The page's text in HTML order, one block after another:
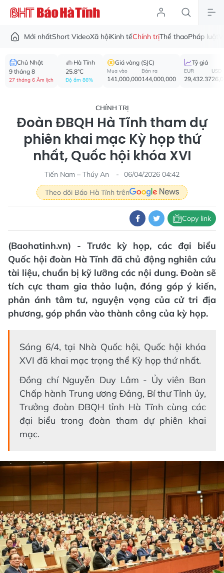
Mới nhấtShort VideoXã hộiKinh tếChính trịThể thaoPháp luật
Chủ Nhật
9 tháng 8
27 tháng 6 Âm lịch
Hà Tĩnh
25.8°C
Độ ẩm 86%
Giá vàng (SJC)
Mua vào
141,000,000
Bán ra
144,000,000
Tỷ giá
EUR
29,432.37
USD
CHÍNH TRỊ
Đoàn ĐBQH Hà Tĩnh tham dự
phiên khai mạc Kỳ họp thứ
nhất, Quốc hội khóa XVI
Tiến Nam – Thúy An
06/04/2026 04:42
Theo dõi Báo Hà Tĩnh trên
Copy link
(Baohatinh.vn) - Trước kỳ họp, các đại biểu
Quốc hội đoàn Hà Tĩnh đã chủ động nghiên cứu
tài liệu, chuẩn bị kỹ lưỡng các nội dung. Đoàn sẽ
tích cực tham gia thảo luận, đóng góp ý kiến,
phản ánh tâm tư, nguyện vọng của cử tri địa
phương, góp phần vào thành công của kỳ họp.
Sáng 6/4, tại Nhà Quốc hội, Quốc hội khóa
XVI đã khai mạc trọng thể Kỳ họp thứ nhất.
Đồng chí Nguyễn Duy Lâm - Ủy viên Ban
Chấp hành Trung ương Đảng, Bí thư Tỉnh ủy,
Trưởng đoàn ĐBQH tỉnh Hà Tĩnh cùng các
đại biểu trong đoàn tham dự phiên khai
mạc.